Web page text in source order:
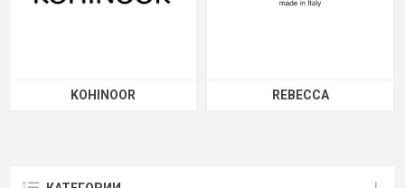
KOHINOOR REBECCA